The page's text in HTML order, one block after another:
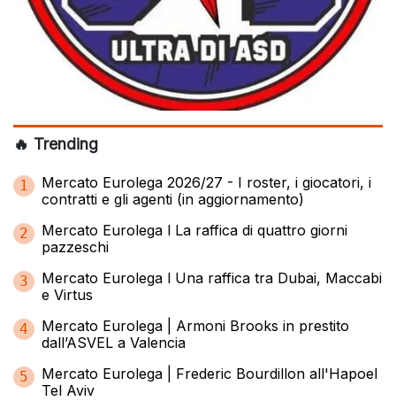
🔥 Trending
1
Mercato Eurolega 2026/27 - I roster, i giocatori, i
contratti e gli agenti (in aggiornamento)
2
Mercato Eurolega l La raffica di quattro giorni
pazzeschi
3
Mercato Eurolega l Una raffica tra Dubai, Maccabi
e Virtus
4
Mercato Eurolega | Armoni Brooks in prestito
dall’ASVEL a Valencia
5
Mercato Eurolega | Frederic Bourdillon all'Hapoel
Tel Aviv